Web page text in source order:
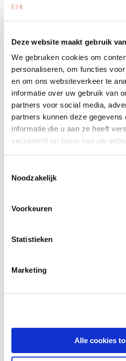
Deze website maakt gebruik
We gebruiken cookies om
personaliseren, om functies
en om ons websiteverkeer te
informatie over uw gebruik van
partners voor social media,
partners kunnen deze
informatie die u aan ze heeft
verzameld op basis van uw
Noodzakelijk
Voorkeuren
Statistieken
Marketing
Alle cookies
jegens de eigenaar wordt
een rechtstreekse
als de tussenpersoon (de
Als je in zo’n situatie zit en er
tijdig juridisch advies.